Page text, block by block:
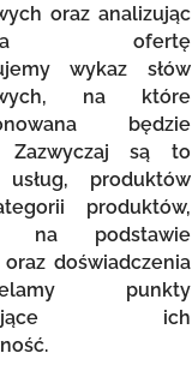
oraz analizując
ofertę
wykaz słów
na które
będzie
Zazwyczaj są to
usług, produktów
produktów,
na podstawie
doświadczenia
punkty
ich